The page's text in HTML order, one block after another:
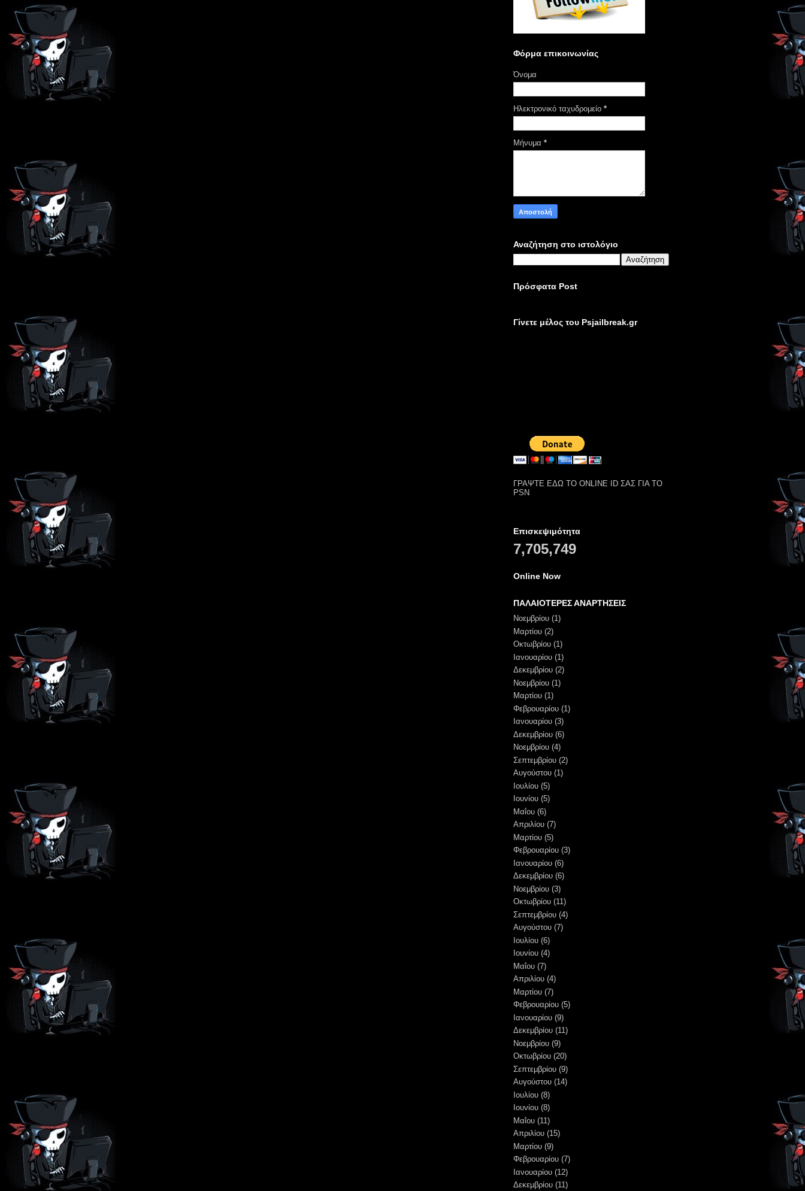
Φόρμα επικοινωνίας
Όνομα
Ηλεκτρονικό ταχυδρομείο *
Μήνυμα *
Αναζήτηση στο ιστολόγιο
Πρόσφατα Post
Γίνετε μέλος του Psjailbreak.gr
ΓΡΑΨΤΕ ΕΔΩ ΤΟ ONLINE ID ΣΑΣ ΓΙΑ ΤΟ
PSN
Επισκεψιμότητα
7,705,749
Online Now
ΠΑΛΑΙΟΤΕΡΕΣ ΑΝΑΡΤΗΣΕΙΣ
Νοεμβρίου (1)
Μαρτίου (2)
Οκτωβρίου (1)
Ιανουαρίου (1)
Δεκεμβρίου (2)
Νοεμβρίου (1)
Μαρτίου (1)
Φεβρουαρίου (1)
Ιανουαρίου (3)
Δεκεμβρίου (6)
Νοεμβρίου (4)
Σεπτεμβρίου (2)
Αυγούστου (1)
Ιουλίου (5)
Ιουνίου (5)
Μαΐου (6)
Απριλίου (7)
Μαρτίου (5)
Φεβρουαρίου (3)
Ιανουαρίου (6)
Δεκεμβρίου (6)
Νοεμβρίου (3)
Οκτωβρίου (11)
Σεπτεμβρίου (4)
Αυγούστου (7)
Ιουλίου (6)
Ιουνίου (4)
Μαΐου (7)
Απριλίου (4)
Μαρτίου (7)
Φεβρουαρίου (5)
Ιανουαρίου (9)
Δεκεμβρίου (11)
Νοεμβρίου (9)
Οκτωβρίου (20)
Σεπτεμβρίου (9)
Αυγούστου (14)
Ιουλίου (8)
Ιουνίου (8)
Μαΐου (11)
Απριλίου (15)
Μαρτίου (9)
Φεβρουαρίου (7)
Ιανουαρίου (12)
Δεκεμβρίου (11)